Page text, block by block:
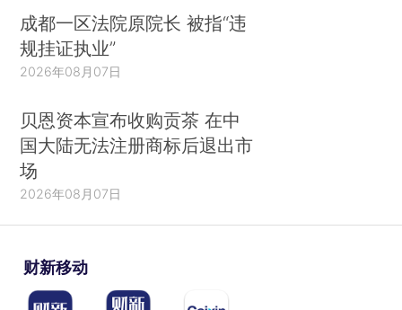
成都一区法院原院长 被指“违
规挂证执业”
2026年08月07日
贝恩资本宣布收购贡茶 在中
国大陆无法注册商标后退出市
场
2026年08月07日
财新移动